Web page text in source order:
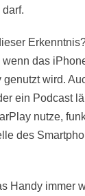
wenn das
genutzt wird.
ein Podcast
nutze,
des
Handy immer